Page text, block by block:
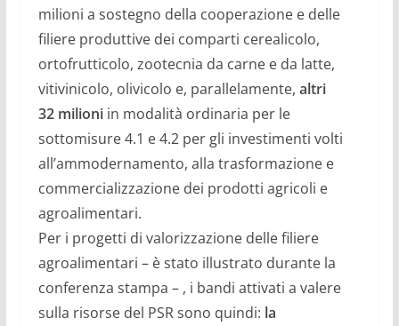
milioni a sostegno della cooperazione e delle
filiere produttive dei comparti cerealicolo,
ortofrutticolo, zootecnia da carne e da latte,
vitivinicolo, olivicolo e, parallelamente, altri
32 milioniin modalità ordinaria per le
sottomisure 4.1 e 4.2 per gli investimenti volti
all’ammodernamento, alla trasformazione e
commercializzazione dei prodotti agricoli e
agroalimentari.
Per i progetti di valorizzazione delle filiere
agroalimentari – èstato illustrato durante la
conferenza stampa – , i bandi attivati a valere
sulla risorse del PSR sono quindi: la